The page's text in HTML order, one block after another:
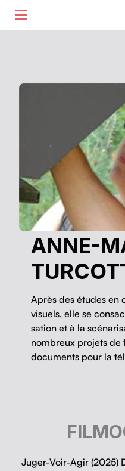
ANNE-
Après des études en
visuels, elle se
sa­tion et à la
nom­breux pro­jets de
doc­u­ments pour la
Juger-Voir-Agir (2025)